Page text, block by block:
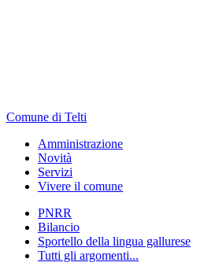
Comune di Telti
Amministrazione
Novità
Servizi
Vivere il comune
PNRR
Bilancio
Sportello della lingua gallurese
Tutti gli argomenti...